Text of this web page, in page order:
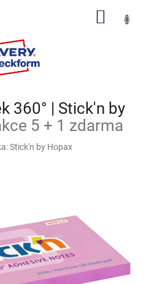
360° | Stick'n by
5 + 1 zdarma
Stick'n by Hopax